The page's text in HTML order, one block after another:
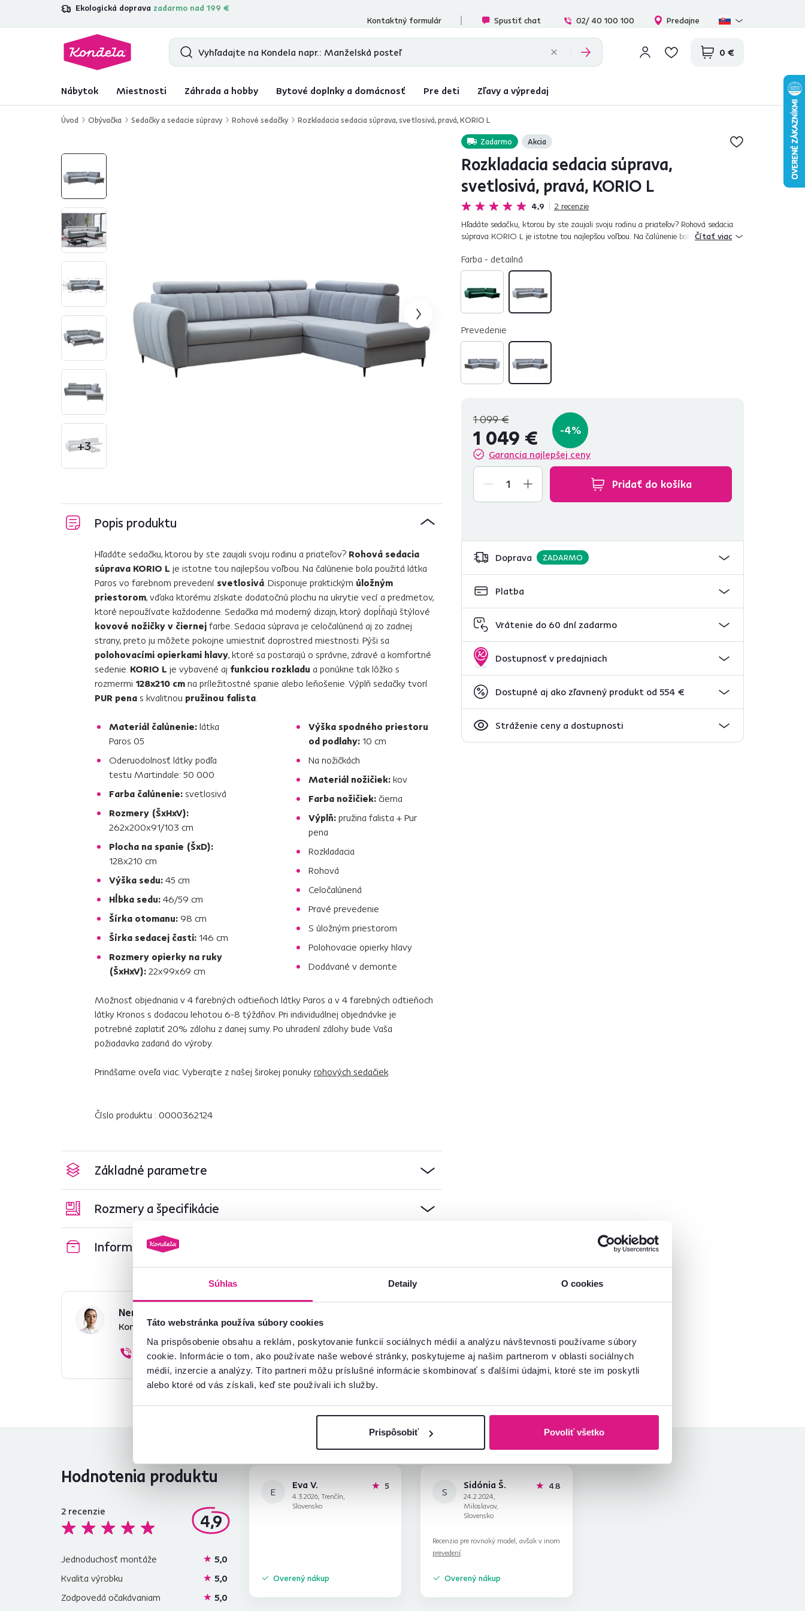
Súhlas Detaily O cookies
Táto webstránka používa súbory cookies
Na prispôsobenie obsahu a reklám, poskytovanie funkcií sociálnych médií a analýzu návštevnosti používame súbory
cookie. Informácie o tom, ako používate naše webové stránky, poskytujeme aj našim partnerom v oblasti sociálnych
médií, inzercie a analýzy. Títo partneri môžu príslušné informácie skombinovať s ďalšími údajmi, ktoré ste im poskytli
alebo ktoré od vás získali, keď ste používali ich služby.
Prispôsobiť Povoliť všetko
Ekologická doprava zadarmo nad 199 €
4,7 31 285overených produktových recenzií
Kontaktný formulár
Spustiť chat 02/ 40 100 100 Predajne
0 €
Nábytok Miestnosti Záhrada a hobby Bytové doplnky a domácnosť Pre deti Zľavy a výpredaj
Úvod Obývačka Sedačky a sedacie súpravy Rohové sedačky Rozkladacia sedacia súprava, svetlosivá, pravá, KORIO L
+3
Zadarmo Akcia
Rozkladacia sedacia súprava,
svetlosivá, pravá, KORIO L
4,9 2 recenzie
Hľadáte sedačku, ktorou by ste zaujali svoju rodinu a priateľov? Rohová sedacia
súprava KORIO L je istotne tou najlepšou voľbou. Na čalúnenie bola použitá látka
Čítať viac
Farba - detailná
Prevedenie
1 099 €
1 049 € -4%
Garancia najlepšej ceny
Pridať do košíka
Doprava ZADARMO
Platba
Vrátenie do 60 dní zadarmo
Dostupnosť v predajniach
Dostupné aj ako zľavnený produkt od 554 €
Stráženie ceny a dostupnosti
Popis produktu
Hľadáte sedačku, ktorou by ste zaujali svoju rodinu a priateľov? Rohová sedacia
súprava KORIO L je istotne tou najlepšou voľbou. Na čalúnenie bola použitá látka
Paros vo farebnom prevedení svetlosivá . Disponuje praktickým úložným
priestorom, vďaka ktorému získate dodatočnú plochu na ukrytie vecí a predmetov,
ktoré nepoužívate každodenne. Sedačka má moderný dizajn, ktorý dopĺňajú štýlové
kovové nožičky v čiernej farbe. Sedacia súprava je celočalúnená aj zo zadnej
strany, preto ju môžete pokojne umiestniť doprostred miestnosti. Pýši sa
polohovacími opierkami hlavy, ktoré sa postarajú o správne, zdravé a komfortné
sedenie. KORIO L je vybavené aj funkciou rozkladu a ponúkne tak lôžko s
rozmermi 128x210 cm na príležitostné spanie alebo leňošenie. Výplň sedačky tvorí
PUR pena s kvalitnou pružinou falista
Materiál čalúnenie: látka
Paros 05
Oderuodolnosť látky podľa
testu Martindale: 50 000
Farba čalúnenie: svetlosivá
Rozmery (ŠxHxV):
262x200x91/103 cm
Plocha na spanie (ŠxD):
128x210 cm
Výška sedu: 45 cm
Hĺbka sedu: 46/59 cm
Šírka otomanu: 98 cm
Šírka sedacej časti: 146 cm
Rozmery opierky na ruky
(ŠxHxV): 22x99x69 cm
Výška spodného priestoru
od podlahy: 10 cm
Na nožičkách
Materiál nožičiek: kov
Farba nožičiek: čierna
Výplň: pružina falista + Pur
pena
Rozkladacia
Rohová
Celočalúnená
Pravé prevedenie
S úložným priestorom
Polohovacie opierky hlavy
Dodávané v demonte
Možnosť objednania v 4 farebných odtieňoch látky Paros a v 4 farebných odtieňoch
látky Kronos s dodacou lehotou 6-8 týždňov. Pri individuálnej objednávke je
potrebné zaplatiť 20% zálohu z danej sumy. Po uhradení zálohy bude Vaša
požiadavka zadaná do výroby.
Prinášame oveľa viac. Vyberajte z našej širokej ponuky rohových sedačiek
Číslo produktu : 0000362124
Základné parametre
Rozmery a špecifikácie
Informácie o balení
Nenašli ste požadované informácie?
Kontaktujte nás a my vám radi poradíme
02/ 40 100 100 Spustiť chat
Hodnotenia produktu
4,9
2 recenzie
Jednoduchosť montáže
5,0
Kvalita výrobku
5,0
Zodpovedá očakávaniam
5,0
E
Eva V.
4.3.2026, Trenčín,
Slovensko
5hviezdičiek
Overený nákup
S
Sidónia Š.
24.2.2024,
Miloslavov,
Slovensko
4.8
Recenzia pre rovnaký model, avšak v inom
prevedení
Overený nákup